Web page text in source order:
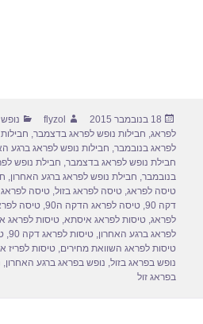
פורסם
בתאריך
18 בנובמבר 2015 מחבר
flyzol
לפראג, חבילות נופש לפראג בדצמבר,
לפראג בנובמבר, חבילות נופש לפראג ברגע
חבילת נופש לפראג בדצמבר, חבילת נופש
בנובמבר, חבילת נופש לפראג ברגע האחרון,
טיסה לפראג,טיסה לפראג בזול,טיסה
דקה 90
,טיסה לפראג הדקה ה90 ,טיסה
לפראג,טיסות לפראג איסתא,טיסות לפראג
לפראג ברגע האחרון,טיסות לפראג דקה 90 ,
טיסות לפראג השוואת מחירים,טיסות לפריז
נופש בפראג בזול, נופש בפראג ברגע האחרון,
בפראג זול